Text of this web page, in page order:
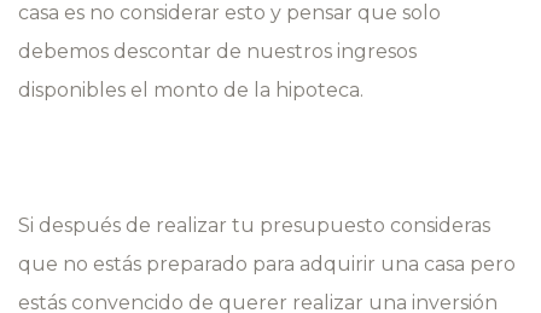
casa es no considerar esto y pensar que solo
debemos descontar de nuestros ingresos
disponibles el monto de la hipoteca.
Si después de realizar tu presupuesto consideras
que no estás preparado para adquirir una casa pero
estás convencido de querer realizar una inversión